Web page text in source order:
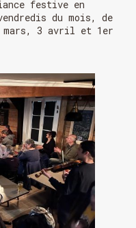
festive en
du mois, de
3 avril et 1er